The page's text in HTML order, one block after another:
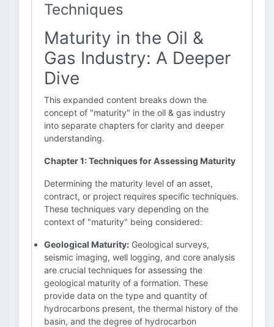
Techniques
Maturity in the Oil &
Gas Industry: A Deeper
Dive
This expanded content breaks down the
concept of "maturity" in the oil & gas industry
into separate chapters for clarity and deeper
understanding.
Chapter 1: Techniques for Assessing Maturity
Determining the maturity level of an asset,
contract, or project requires specific techniques.
These techniques vary depending on the
context of "maturity" being considered:
Geological Maturity: Geological surveys,
seismic imaging, well logging, and core analysis
are crucial techniques for assessing the
geological maturity of a formation. These
provide data on the type and quantity of
hydrocarbons present, the thermal history of the
basin, and the degree of hydrocarbon